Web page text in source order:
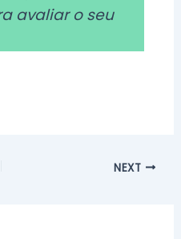
avaliar o seu
NEXT